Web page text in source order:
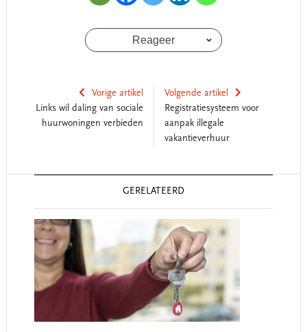
Reageer
Vorige artikel
Links wil daling van sociale
huurwoningen verbieden
Volgende artikel
Registratiesysteem voor
aanpak illegale
vakantieverhuur
GERELATEERD